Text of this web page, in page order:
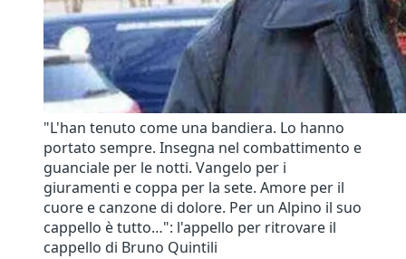
"L'han tenuto come una bandiera. Lo hanno
portato sempre. Insegna nel combattimento e
guanciale per le notti. Vangelo per i
giuramenti e coppa per la sete. Amore per il
cuore e canzone di dolore. Per un Alpino il suo
cappello è tutto…": l'appello per ritrovare il
cappello di Bruno Quintili